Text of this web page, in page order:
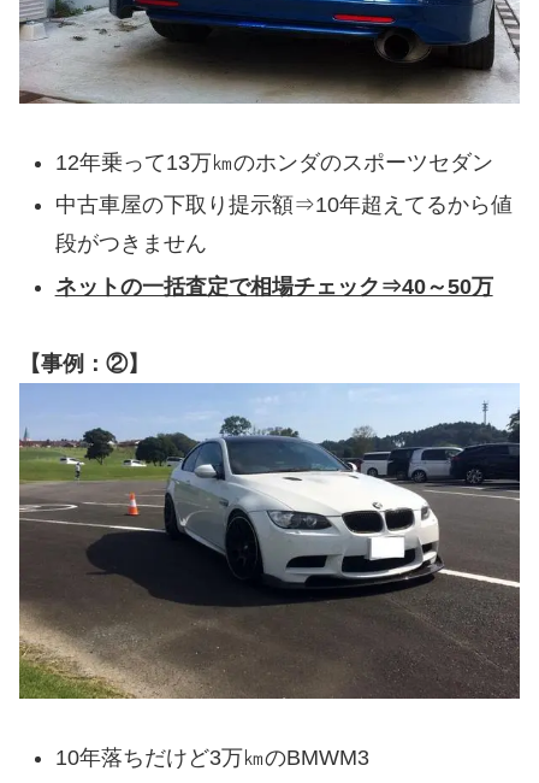
12年乗って13万㎞のホンダのスポーツセダン
中古車屋の下取り提示額⇒10年超えてるから値
段がつきません
ネットの一括査定で相場チェック⇒40～50万
【事例：②】
10年落ちだけど3万㎞のBMWM3